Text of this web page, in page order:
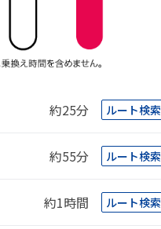
約25分 ルート検索
約55分 ルート検索
約1時間 ルート検索